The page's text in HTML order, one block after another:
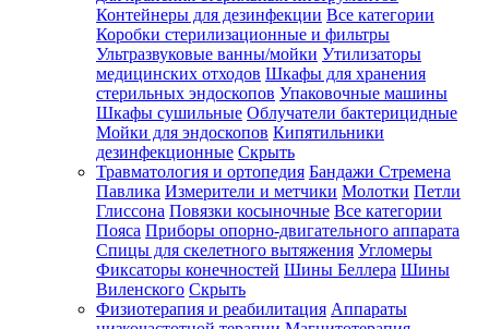
Контейнеры для дезинфекции Все категории
Коробки стерилизационные и фильтры
Ультразвуковые ванны/мойки Утилизаторы
медицинских отходов Шкафы для хранения
стерильных эндоскопов Упаковочные машины
Шкафы сушильные Облучатели бактерицидные
Мойки для эндоскопов Кипятильники
дезинфекционные Скрыть
Травматология и ортопедия Бандажи Стремена
Павлика Измерители и метчики Молотки Петли
Глиссона Повязки косыночные Все категории
Пояса Приборы опорно-двигательного аппарата
Спицы для скелетного вытяжения Угломеры
Фиксаторы конечностей Шины Беллера Шины
Виленского Скрыть
Физиотерапия и реабилитация Аппараты